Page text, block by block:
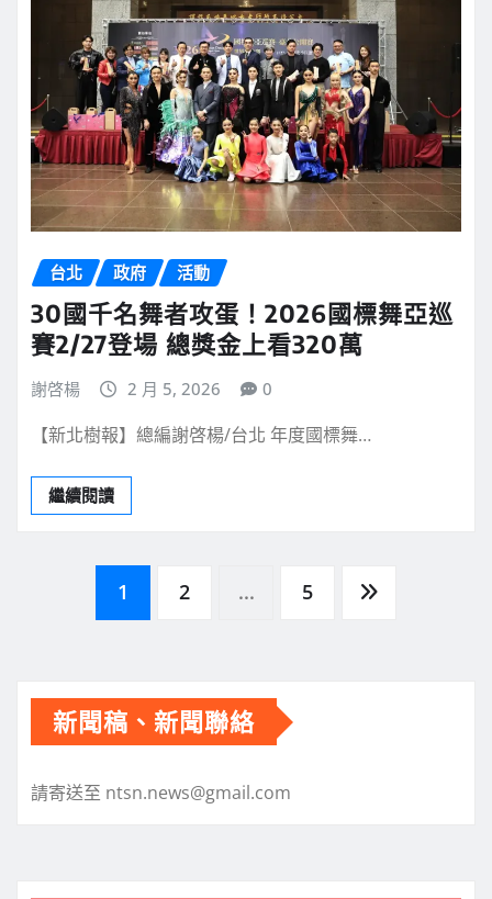
台北 政府 活動
30國千名舞者攻蛋！2026國標舞亞巡
賽2/27登場 總獎金上看320萬
謝啓楊 2 月 5, 2026 0
【新北樹報】總編謝啓楊/台北 年度國標舞…
繼續閱讀
頁
1 2 ... 5
新聞稿、新聞聯絡
請寄送至 ntsn.news@gmail.com